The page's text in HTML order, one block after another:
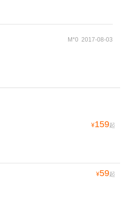
M*0 2017-08-03
¥159起
¥59起